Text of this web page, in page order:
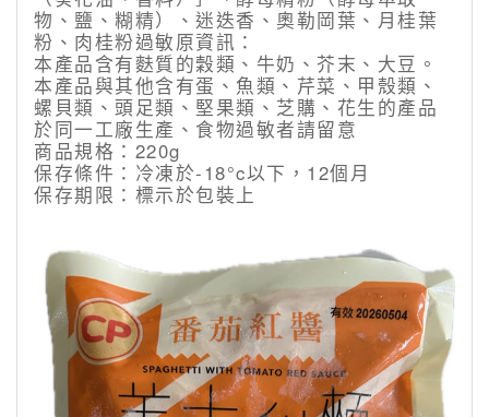
物、鹽、糊精）、迷迭香、奧勒岡葉、月桂葉
粉、肉桂粉過敏原資訊：
本產品含有麩質的穀類、牛奶、芥末、大豆。
本產品與其他含有蛋、魚類、芹菜、甲殼類、
螺貝類、頭足類、堅果類、芝購、花生的產品
於同一工廠生產、食物過敏者請留意
商品規格：220g
保存條件：冷凍於-18°c以下，12個月
保存期限：標示於包裝上